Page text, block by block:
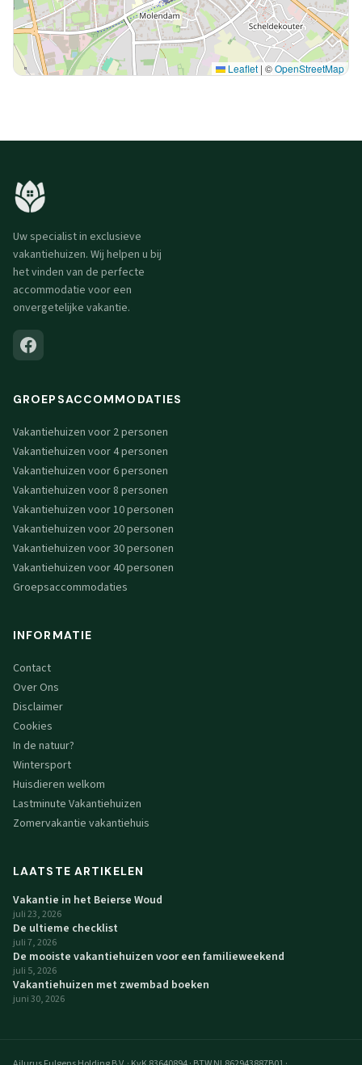
Leaflet | ©OpenStreetMap
Uw specialist in exclusieve
vakantiehuizen. Wij helpen u bij
het vinden van de perfecte
accommodatie voor een
onvergetelijke vakantie.
GROEPSACCOMMODATIES
Vakantiehuizen voor 2 personen
Vakantiehuizen voor 4 personen
Vakantiehuizen voor 6 personen
Vakantiehuizen voor 8 personen
Vakantiehuizen voor 10 personen
Vakantiehuizen voor 20 personen
Vakantiehuizen voor 30 personen
Vakantiehuizen voor 40 personen
Groepsaccommodaties
INFORMATIE
Contact
Over Ons
Disclaimer
Cookies
In de natuur?
Wintersport
Huisdieren welkom
Lastminute Vakantiehuizen
Zomervakantie vakantiehuis
LAATSTE ARTIKELEN
Vakantie in het Beierse Woud
juli 23, 2026
De ultieme checklist
juli 7, 2026
De mooiste vakantiehuizen voor een familieweekend
juli 5, 2026
Vakantiehuizen met zwembad boeken
juni 30, 2026